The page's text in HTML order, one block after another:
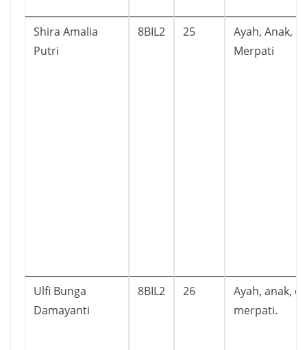
Shira Amalia
Putri
8BIL2 25
Ayah, Anak,
Merpati
Ulfi Bunga
Damayanti
8BIL2 26
Ayah, anak,
merpati.